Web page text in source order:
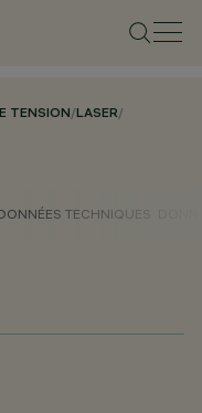
TENSION/LASER/
TECHNIQUES